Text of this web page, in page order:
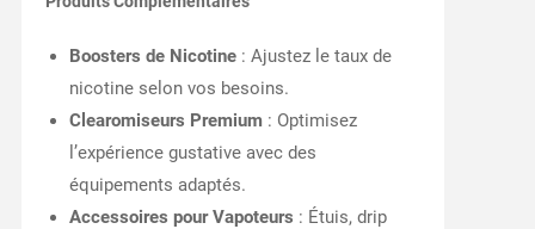
Boosters de Nicotine: Ajustez le taux de
nicotine selon vos besoins.
Clearomiseurs Premium: Optimisez
l’expérience gustative avec des
équipements adaptés.
Accessoires pour Vapoteurs : Étuis, drip